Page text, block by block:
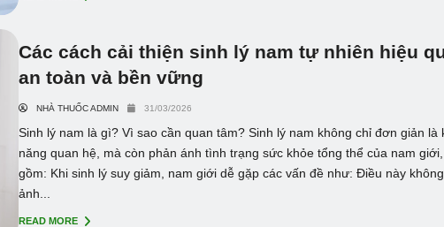
Các cách cải thiện sinh lý nam tự nhiên hiệu
an toàn và bền vững
NHÀ THUỐC ADMIN 31/03/2026
Sinh lý nam là gì? Vì sao cần quan tâm? Sinh lý nam không chỉ đơn giản là
năng quan hệ, mà còn phản ánh tình trạng sức khỏe tổng thể của nam
gồm: Khi sinh lý suy giảm, nam giới dễ gặp các vấn đề như: Điều này
ảnh...
READ MORE